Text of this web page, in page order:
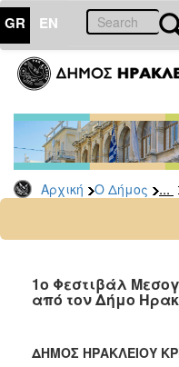
GR EN
Αρχική Ο Δήμος ...
ΔΗΜΟΣ
Δελτία
Τύπου
Αρχείο
2026
2024
2022
2020
1ο Φεστιβάλ
από τον Δήμο
ΔΗΜΟΣ ΗΡΑΚΛΕΙΟΥ